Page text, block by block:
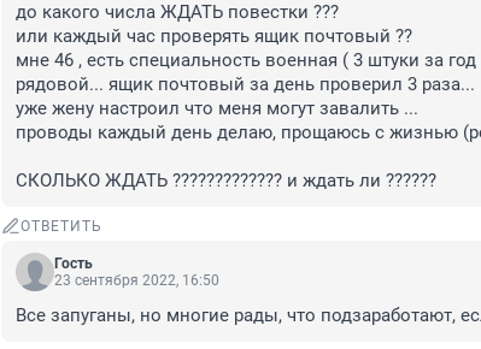
до какого числа ЖДАТЬ повестки ???
или каждый час проверять ящик почтовый ??
мне 46 , есть специальность военная ( 3 штуки за
рядовой... ящик почтовый за день проверил 3 раза...
уже жену настроил что меня могут завалить ...
проводы каждый день делаю, прощаюсь с жизнью
СКОЛЬКО ЖДАТЬ ????????????? и ждать ли ??????
ОТВЕТИТЬ
Гость
23 сентября 2022, 16:50
Все запуганы, но многие рады, что подзаработают,